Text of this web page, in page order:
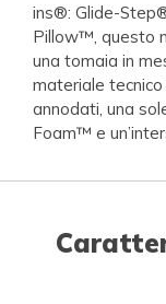
ins®: Glide-
Pillow™, questo
una tomaia in
materiale
annodati, una
Foam™ e